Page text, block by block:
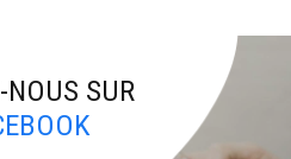
NOUS SUR